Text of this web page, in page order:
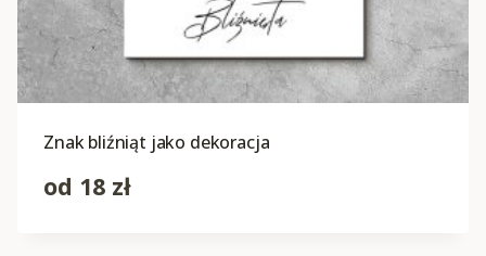
Znak bliźniąt jako dekoracja
od 18 zł